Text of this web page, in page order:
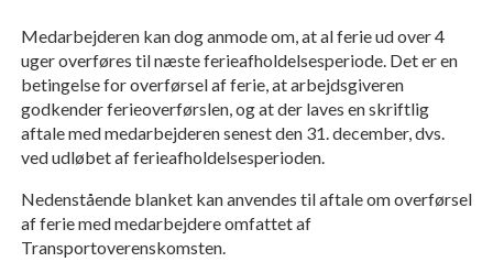
Medarbejderen kan dog anmode om, at al ferie ud over 4
uger overføres til næste ferieafholdelsesperiode. Det er en
betingelse for overførsel af ferie, at arbejdsgiveren
godkender ferieoverførslen, og at der laves en skriftlig
aftale med medarbejderen senest den 31. december, dvs.
ved udløbet af ferieafholdelsesperioden.
Nedenstående blanket kan anvendes til aftale om overførsel
af ferie med medarbejdere omfattet af
Transportoverenskomsten.